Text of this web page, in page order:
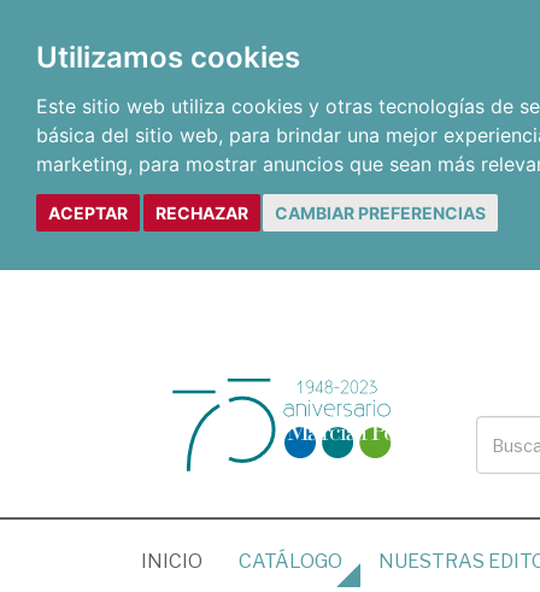
Utilizamos cookies
Este sitio web utiliza cookies y otras tecnologías de
básica del sitio web, para brindar una mejor
marketing, para mostrar anuncios que sean más
ACEPTAR RECHAZAR CAMBIAR PREFERENCIAS
INICIO (CURRENT)
CATÁLOGO NUESTRAS